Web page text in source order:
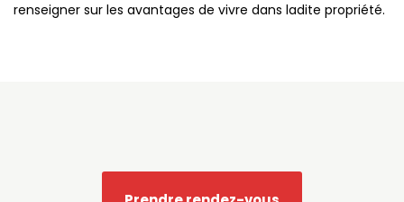
renseigner sur les avantages de vivre dans ladite propriété.